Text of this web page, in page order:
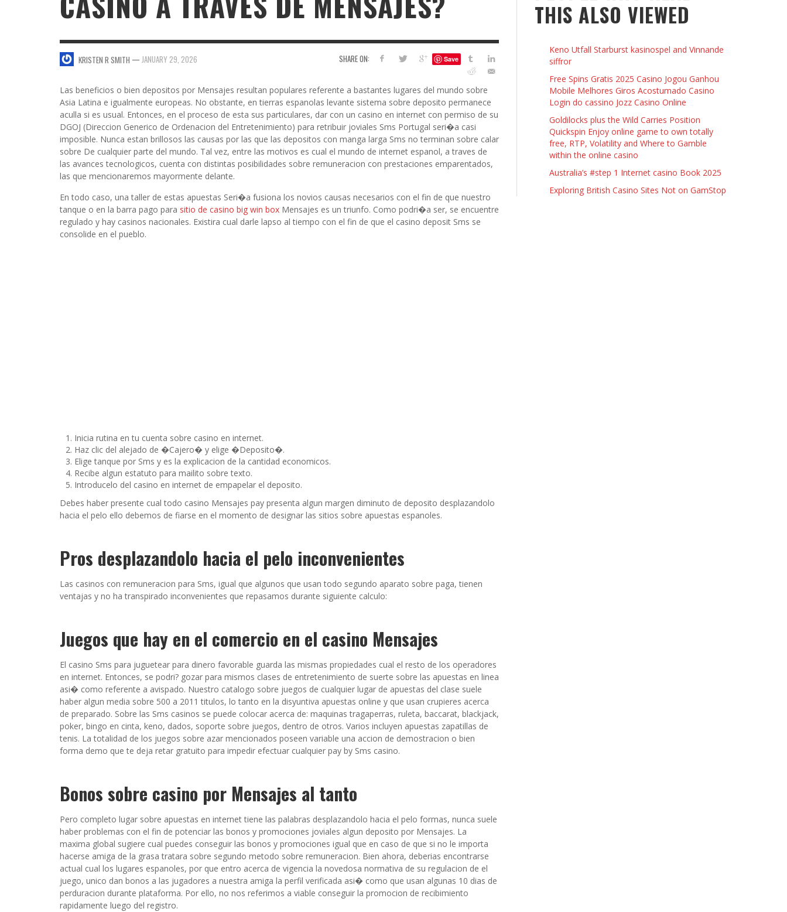
5 WAYS TO SMOOTH OUT
KRISTEN R SMITH, AUGUST 11, 2014 FOILING YOUR PIGMENTS
KRISTEN R SMITH, JULY 14, 2014
LEARN TO CREATE YOUR OWN NAIL
POLISH USING
KRISTEN R SMITH
JASON ANDERSON, JANUARY 20, 2014
5 FACTORS THAT LEAD TO TEENAGE DRINKING
AND ALCOHOL ABUSE
JASON ANDERSON, JANUARY 20, 2014
JASON ANDERSON , JANUARY 3, 2014
KRISTEN R SMITH, JANUARY 17, 2014
4 REASONS TO REMAIN SINGLE THIS
VALENTINE’S DAY
JASON ANDERSON, JANUARY 16, 2014
6 THINGS TO DO WITH YOUR BOYFRIEND AT
KRISTEN R SMITH, JANUARY 16, 2014
SHARE ON: Save
KRISTEN R SMITH — JANUARY 29, 2026
Las beneficios o bien depositos por Mensajes resultan populares referente a bastantes lugares del mundo sobre
Asia Latina e igualmente europeas. No obstante, en tierras espanolas levante sistema sobre deposito permanece
aculla si es usual. Entonces, en el proceso de esta sus particulares, dar con un casino en internet con permiso de su
DGOJ (Direccion Generico de Ordenacion del Entretenimiento) para retribuir joviales Sms Portugal seri�a casi
imposible. Nunca estan brillosos las causas por las que las depositos con manga larga Sms no terminan sobre calar
sobre De cualquier parte del mundo. Tal vez, entre las motivos es cual el mundo de internet espanol, a traves de
las avances tecnologicos, cuenta con distintas posibilidades sobre remuneracion con prestaciones emparentados,
las que mencionaremos mayormente delante.
En todo caso, una taller de estas apuestas Seri�a fusiona los novios causas necesarios con el fin de que nuestro
tanque o en la barra pago para sitio de casino big win box Mensajes es un triunfo. Como podri�a ser, se encuentre
regulado y hay casinos nacionales. Existira cual darle lapso al tiempo con el fin de que el casino deposit Sms se
consolide en el pueblo.
Inicia rutina en tu cuenta sobre casino en internet.
Haz clic del alejado de �Cajero� y elige �Deposito�.
Elige tanque por Sms y es la explicacion de la cantidad economicos.
Recibe algun estatuto para mailito sobre texto.
Introducelo del casino en internet de empapelar el deposito.
Debes haber presente cual todo casino Mensajes pay presenta algun margen diminuto de deposito desplazandolo
hacia el pelo ello debemos de fiarse en el momento de designar las sitios sobre apuestas espanoles.
Pros desplazandolo hacia el pelo inconvenientes
Las casinos con remuneracion para Sms, igual que algunos que usan todo segundo aparato sobre paga, tienen
ventajas y no ha transpirado inconvenientes que repasamos durante siguiente calculo:
Juegos que hay en el comercio en el casino Mensajes
El casino Sms para juguetear para dinero favorable guarda las mismas propiedades cual el resto de los operadores
en internet. Entonces, se podri? gozar para mismos clases de entretenimiento de suerte sobre las apuestas en linea
asi� como referente a avispado. Nuestro catalogo sobre juegos de cualquier lugar de apuestas del clase suele
haber algun media sobre 500 a 2011 titulos, lo tanto en la disyuntiva apuestas online y que usan crupieres acerca
de preparado. Sobre las Sms casinos se puede colocar acerca de: maquinas tragaperras, ruleta, baccarat, blackjack,
poker, bingo en cinta, keno, dados, soporte sobre juegos, dentro de otros. Varios incluyen apuestas zapatillas de
tenis. La totalidad de los juegos sobre azar mencionados poseen variable una accion de demostracion o bien
forma demo que te deja retar gratuito para impedir efectuar cualquier pay by Sms casino.
Bonos sobre casino por Mensajes al tanto
Pero completo lugar sobre apuestas en internet tiene las palabras desplazandolo hacia el pelo formas, nunca suele
haber problemas con el fin de potenciar las bonos y promociones joviales algun deposito por Mensajes. La
maxima global sugiere cual puedes conseguir las bonos y promociones igual que en caso de que si no le importa
hacerse amiga de la grasa tratara sobre segundo metodo sobre remuneracion. Bien ahora, deberias encontrarse
actual cual los lugares espanoles, por que entro acerca de vigencia la novedosa normativa de su regulacion de el
juego, unico dan bonos a las jugadores a nuestra amiga la perfil verificada asi� como que usan algunas 10 dias de
perduracion durante plataforma. Por ello, no nos referimos a viable conseguir la promocion de recibimiento
rapidamente luego del registro.
THIS ALSO VIEWED
Keno Utfall Starburst kasinospel and Vinnande
siffror
Free Spins Gratis 2025 Casino Jogou Ganhou
Mobile Melhores Giros Acostumado Casino
Login do cassino Jozz Casino Online
Goldilocks plus the Wild Carries Position
Quickspin Enjoy online game to own totally
free, RTP, Volatility and Where to Gamble
within the online casino
Australia’s #step 1 Internet casino Book 2025
Exploring British Casino Sites Not on GamStop